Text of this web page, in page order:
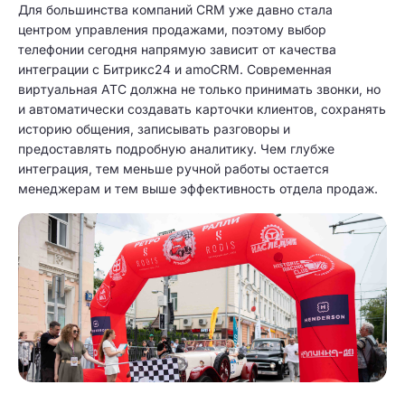
Для большинства компаний CRM уже давно стала
центром управления продажами, поэтому выбор
телефонии сегодня напрямую зависит от качества
интеграции с Битрикс24 и amoCRM. Современная
виртуальная АТС должна не только принимать звонки, но
и автоматически создавать карточки клиентов, сохранять
историю общения, записывать разговоры и
предоставлять подробную аналитику. Чем глубже
интеграция, тем меньше ручной работы остается
менеджерам и тем выше эффективность отдела продаж.